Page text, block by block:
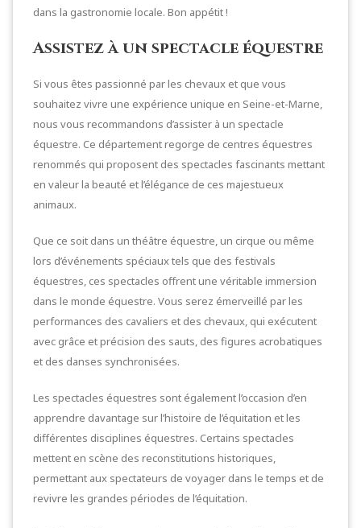
dans la gastronomie locale. Bon appétit !
Assistez à un spectacle équestre
Si vous êtes passionné par les chevaux et que vous
souhaitez vivre une expérience unique en Seine-et-Marne,
nous vous recommandons d’assister à un spectacle
équestre. Ce département regorge de centres équestres
renommés qui proposent des spectacles fascinants mettant
en valeur la beauté et l’élégance de ces majestueux
animaux.
Que ce soit dans un théâtre équestre, un cirque ou même
lors d’événements spéciaux tels que des festivals
équestres, ces spectacles offrent une véritable immersion
dans le monde équestre. Vous serez émerveillé par les
performances des cavaliers et des chevaux, qui exécutent
avec grâce et précision des sauts, des figures acrobatiques
et des danses synchronisées.
Les spectacles équestres sont également l’occasion d’en
apprendre davantage sur l’histoire de l’équitation et les
différentes disciplines équestres. Certains spectacles
mettent en scène des reconstitutions historiques,
permettant aux spectateurs de voyager dans le temps et de
revivre les grandes périodes de l’équitation.